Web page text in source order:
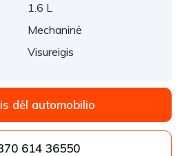
1.6 L
Mechaninė
Visureigis
dėl automobilio
614 36550